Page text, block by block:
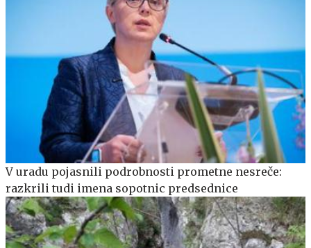
V uradu pojasnili podrobnosti prometne nesreče:
razkrili tudi imena sopotnic predsednice